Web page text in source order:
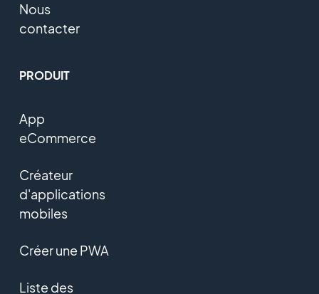
Nous
contacter
PRODUIT
App
eCommerce
Créateur
d'applications
mobiles
Créer une PWA
Liste des